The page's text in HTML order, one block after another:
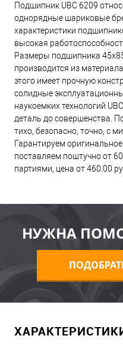
Подшипник UBC 6209
однорядные шариковые
характеристики
высокая
Размеры подшипника
производится из
этого имеет прочную
солидные
наукоемких технологий
деталь до совершенства.
тихо, безопасно, точно, с
Гарантируем
поставляем поштучно от
партиями, цена от 460.00
НУЖНА